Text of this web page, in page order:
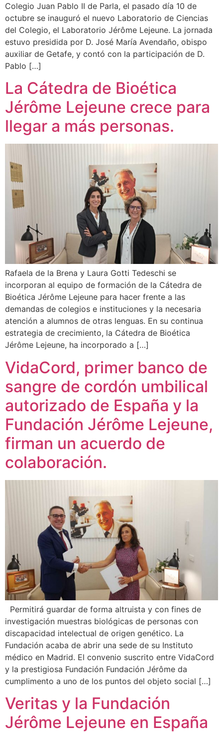
Colegio Juan Pablo II de Parla, el pasado día 10 de
octubre se inauguró el nuevo Laboratorio de Ciencias
del Colegio, el Laboratorio Jérôme Lejeune. La jornada
estuvo presidida por D. José María Avendaño, obispo
auxiliar de Getafe, y contó con la participación de D.
Pablo […]
La Cátedra de Bioética
Jérôme Lejeune crece para
llegar a más personas.
Rafaela de la Brena y Laura Gotti Tedeschi se
incorporan al equipo de formación de la Cátedra de
Bioética Jérôme Lejeune para hacer frente a las
demandas de colegios e instituciones y la necesaria
atención a alumnos de otras lenguas. En su continua
estrategia de crecimiento, la Cátedra de Bioética
Jérôme Lejeune, ha incorporado a […]
VidaCord, primer banco de
sangre de cordón umbilical
autorizado de España y la
Fundación Jérôme Lejeune,
firman un acuerdo de
colaboración.
Permitirá guardar de forma altruista y con fines de
investigación muestras biológicas de personas con
discapacidad intelectual de origen genético. La
Fundación acaba de abrir una sede de su Instituto
médico en Madrid. El convenio suscrito entre VidaCord
y la prestigiosa Fundación Fundación Jérôme da
cumplimento a uno de los puntos del objeto social […]
Veritas y la Fundación
Jérôme Lejeune en España